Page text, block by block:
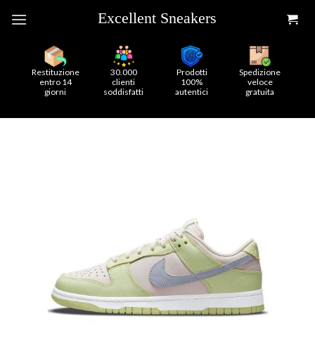
Restituzione
entro 14
giorni
30.000
clienti
soddisfatti
Prodotti
100%
autentici
Spedizione
veloce
gratuita